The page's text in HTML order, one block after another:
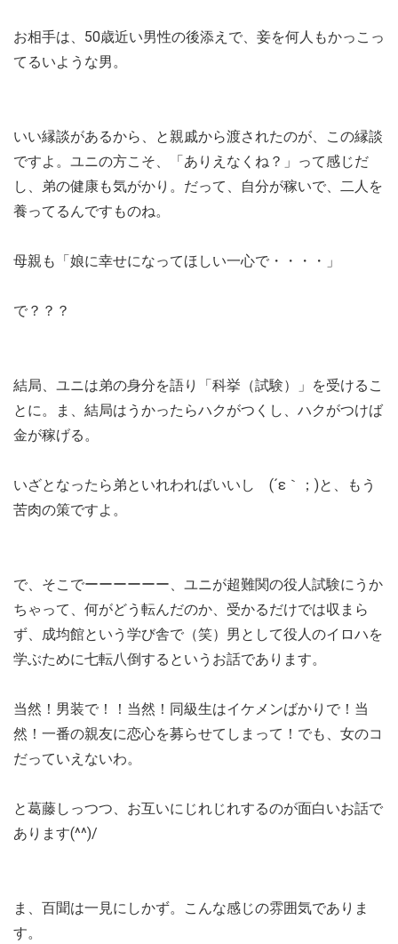
お相手は、50歳近い男性の後添えで、妾を何人もかっこっ
てるいような男。
いい縁談があるから、と親戚から渡されたのが、この縁談
ですよ。ユニの方こそ、「ありえなくね？」って感じだ
し、弟の健康も気がかり。だって、自分が稼いで、二人を
養ってるんですものね。
母親も「娘に幸せになってほしい一心で・・・・」
で？？？
結局、ユニは弟の身分を語り「科挙（試験）」を受けるこ
とに。ま、結局はうかったらハクがつくし、ハクがつけば
金が稼げる。
いざとなったら弟といれわればいいし (´ε｀；)と、もう
苦肉の策ですよ。
で、そこでーーーーーー、ユニが超難関の役人試験にうか
ちゃって、何がどう転んだのか、受かるだけでは収まら
ず、成均館という学び舎で（笑）男として役人のイロハを
学ぶために七転八倒するというお話であります。
当然！男装で！！当然！同級生はイケメンばかりで！当
然！一番の親友に恋心を募らせてしまって！でも、女のコ
だっていえないわ。
と葛藤しっつつ、お互いにじれじれするのが面白いお話で
あります(^^)/
ま、百聞は一見にしかず。こんな感じの雰囲気でありま
す。